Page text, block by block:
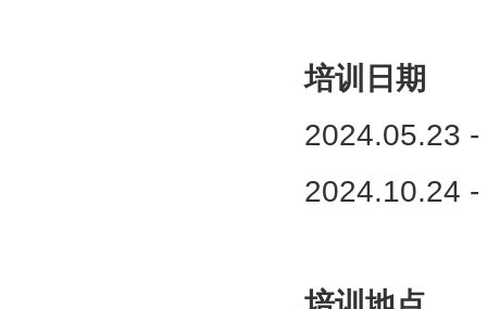
培训日期
2024.05.23
2024.10.24